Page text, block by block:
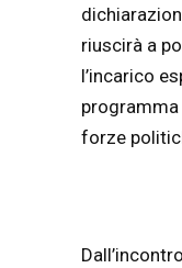
riuscirà a
l’incarico
forze